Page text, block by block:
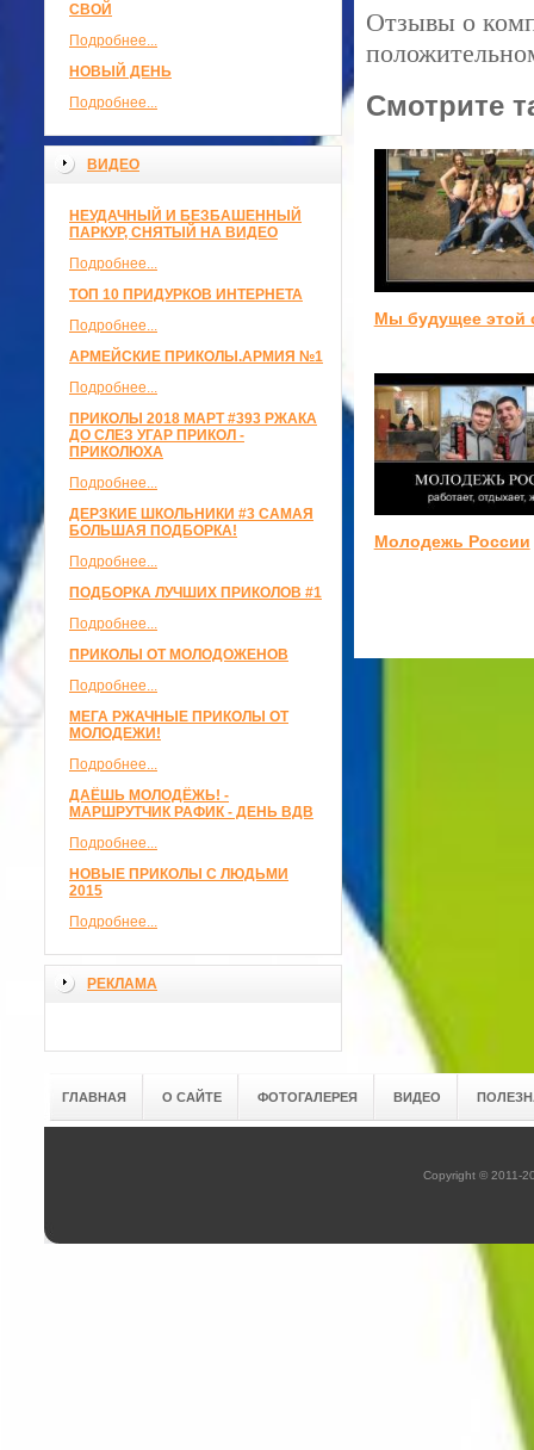
СВОЙ
Подробнее...
НОВЫЙ ДЕНЬ
Подробнее...
ВИДЕО
НЕУДАЧНЫЙ И БЕЗБАШЕННЫЙ
ПАРКУР, СНЯТЫЙ НА ВИДЕО
Подробнее...
ТОП 10 ПРИДУРКОВ ИНТЕРНЕТА
Подробнее...
АРМЕЙСКИЕ ПРИКОЛЫ.АРМИЯ №1
Подробнее...
ПРИКОЛЫ 2018 МАРТ #393 РЖАКА
ДО СЛЕЗ УГАР ПРИКОЛ -
ПРИКОЛЮХА
Подробнее...
ДЕРЗКИЕ ШКОЛЬНИКИ #3 САМАЯ
БОЛЬШАЯ ПОДБОРКА!
Подробнее...
ПОДБОРКА ЛУЧШИХ ПРИКОЛОВ #1
Подробнее...
ПРИКОЛЫ ОТ МОЛОДОЖЕНОВ
Подробнее...
МЕГА РЖАЧНЫЕ ПРИКОЛЫ ОТ
МОЛОДЕЖИ!
Подробнее...
ДАЁШЬ МОЛОДЁЖЬ! -
МАРШРУТЧИК РАФИК - ДЕНЬ ВДВ
Подробнее...
НОВЫЕ ПРИКОЛЫ С ЛЮДЬМИ
2015
Подробнее...
РЕКЛАМА
Отзывы о
Смотрите
Мы будущее этой
Молодежь России
ГЛАВНАЯ О САЙТЕ ФОТОГАЛЕРЕЯ ВИДЕО
Copyright © 2011-